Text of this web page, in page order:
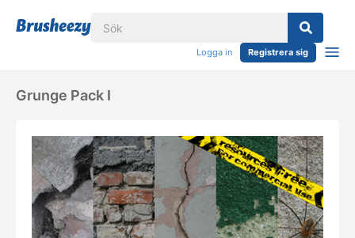
Logga in Registrera sig
Grunge Pack I